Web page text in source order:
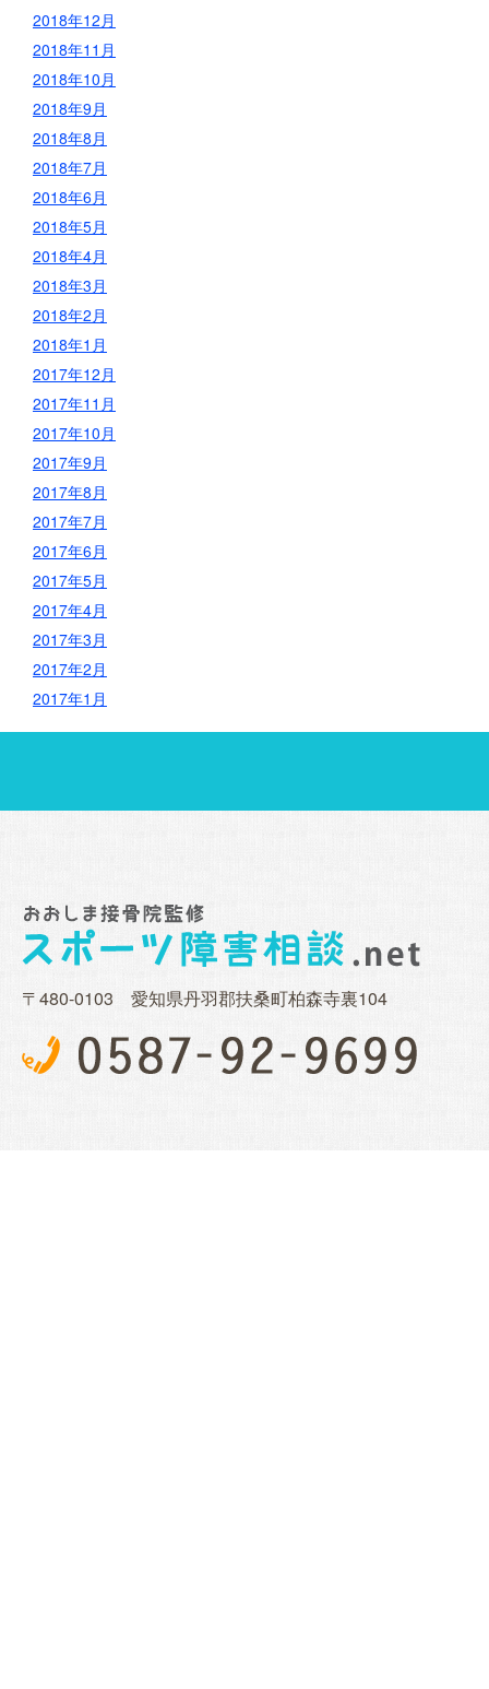
2018年12月
2018年11月
2018年10月
2018年9月
2018年8月
2018年7月
2018年6月
2018年5月
2018年4月
2018年3月
2018年2月
2018年1月
2017年12月
2017年11月
2017年10月
2017年9月
2017年8月
2017年7月
2017年6月
2017年5月
2017年4月
2017年3月
2017年2月
2017年1月
〒480-0103 愛知県丹羽郡扶桑町柏森寺裏104